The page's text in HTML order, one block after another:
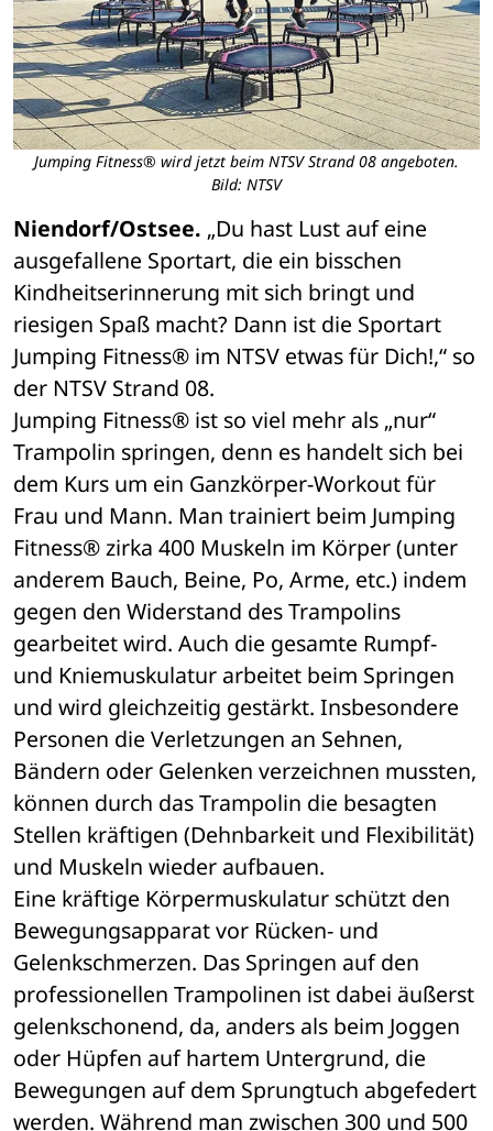
Jumping Fitness® wird jetzt beim NTSV Strand 08 angeboten.
Bild: NTSV
Niendorf/Ostsee. „Du hast Lust auf eine
ausgefallene Sportart, die ein bisschen
Kindheitserinnerung mit sich bringt und
riesigen Spaß macht? Dann ist die Sportart
Jumping Fitness® im NTSV etwas für Dich!,“ so
der NTSV Strand 08.
Jumping Fitness® ist so viel mehr als „nur“
Trampolin springen, denn es handelt sich bei
dem Kurs um ein Ganzkörper-Workout für
Frau und Mann. Man trainiert beim Jumping
Fitness® zirka 400 Muskeln im Körper (unter
anderem Bauch, Beine, Po, Arme, etc.) indem
gegen den Widerstand des Trampolins
gearbeitet wird. Auch die gesamte Rumpf-
und Kniemuskulatur arbeitet beim Springen
und wird gleichzeitig gestärkt. Insbesondere
Personen die Verletzungen an Sehnen,
Bändern oder Gelenken verzeichnen mussten,
können durch das Trampolin die besagten
Stellen kräftigen (Dehnbarkeit und Flexibilität)
und Muskeln wieder aufbauen.
Eine kräftige Körpermuskulatur schützt den
Bewegungsapparat vor Rücken- und
Gelenkschmerzen. Das Springen auf den
professionellen Trampolinen ist dabei äußerst
gelenkschonend, da, anders als beim Joggen
oder Hüpfen auf hartem Untergrund, die
Bewegungen auf dem Sprungtuch abgefedert
werden. Während man zwischen 300 und 500